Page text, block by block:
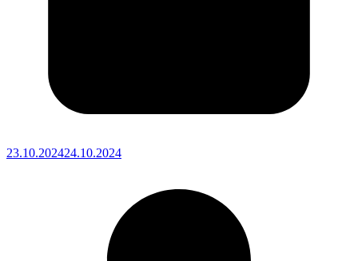
23.10.202424.10.2024